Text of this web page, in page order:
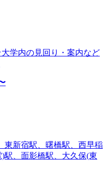
学内の見回り・案内など
東新宿駅、曙橋駅、西早稲
駅、面影橋駅、大久保(東